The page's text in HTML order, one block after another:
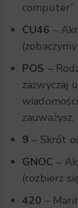
CU46 –
POS –
zazwyczaj
9– Skrót
GNOC –
(rozbierz
420 –